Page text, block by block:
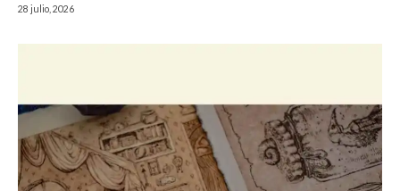
28 julio, 2026